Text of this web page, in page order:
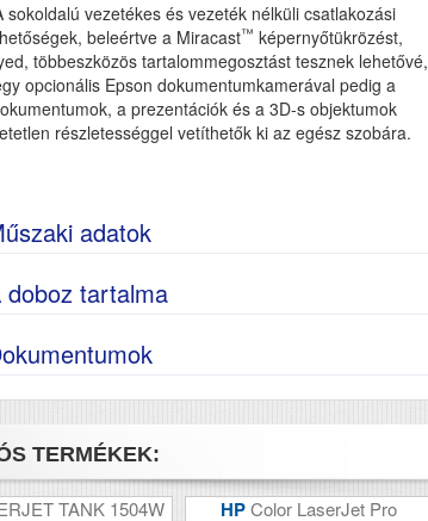
sokoldalú vezetékes és vezeték nélküli csatlakozási
beleértve a Miracast™ képernyőtükrözést,
többeszközös tartalommegosztást tesznek lehetővé,
opcionális Epson dokumentumkamerával pedig a
a prezentációk és a 3D-s objektumok
részletességgel vetíthetők ki az egész szobára.
adatok
doboz tartalma
TERMÉKEK:
TANK 1504W HPColor LaserJet Pro